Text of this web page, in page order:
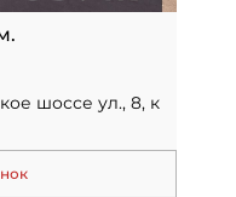
шоссе ул., 8, к